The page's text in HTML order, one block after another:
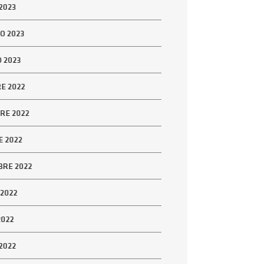
2023
2023
2022
2022
2022
2022